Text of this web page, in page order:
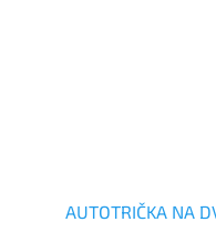
AUTOTRIČKA NA